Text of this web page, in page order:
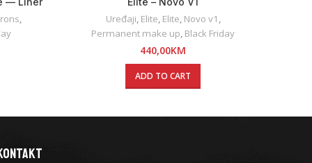
,
Uređaji, Elite, Elite, Novo v1 ,
Permanent make up, Black Friday
440,00KM
ADD TO CART